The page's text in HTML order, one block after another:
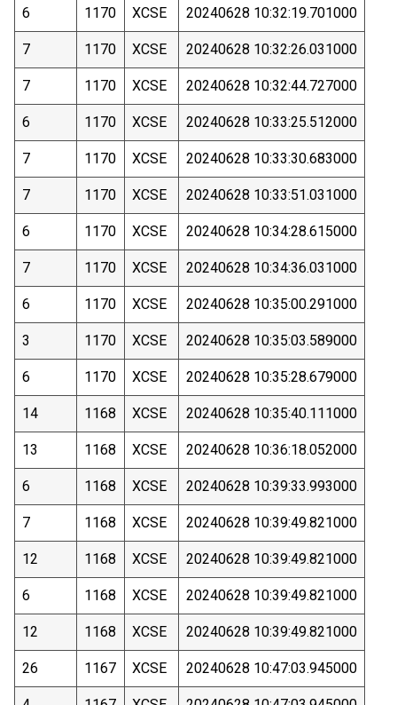
6 1170 XCSE 20240628 10:32:19.701000
7 1170 XCSE 20240628 10:32:26.031000
7 1170 XCSE 20240628 10:32:44.727000
6 1170 XCSE 20240628 10:33:25.512000
7 1170 XCSE 20240628 10:33:30.683000
7 1170 XCSE 20240628 10:33:51.031000
6 1170 XCSE 20240628 10:34:28.615000
7 1170 XCSE 20240628 10:34:36.031000
6 1170 XCSE 20240628 10:35:00.291000
3 1170 XCSE 20240628 10:35:03.589000
6 1170 XCSE 20240628 10:35:28.679000
14 1168 XCSE 20240628 10:35:40.111000
13 1168 XCSE 20240628 10:36:18.052000
6 1168 XCSE 20240628 10:39:33.993000
7 1168 XCSE 20240628 10:39:49.821000
12 1168 XCSE 20240628 10:39:49.821000
6 1168 XCSE 20240628 10:39:49.821000
12 1168 XCSE 20240628 10:39:49.821000
26 1167 XCSE 20240628 10:47:03.945000